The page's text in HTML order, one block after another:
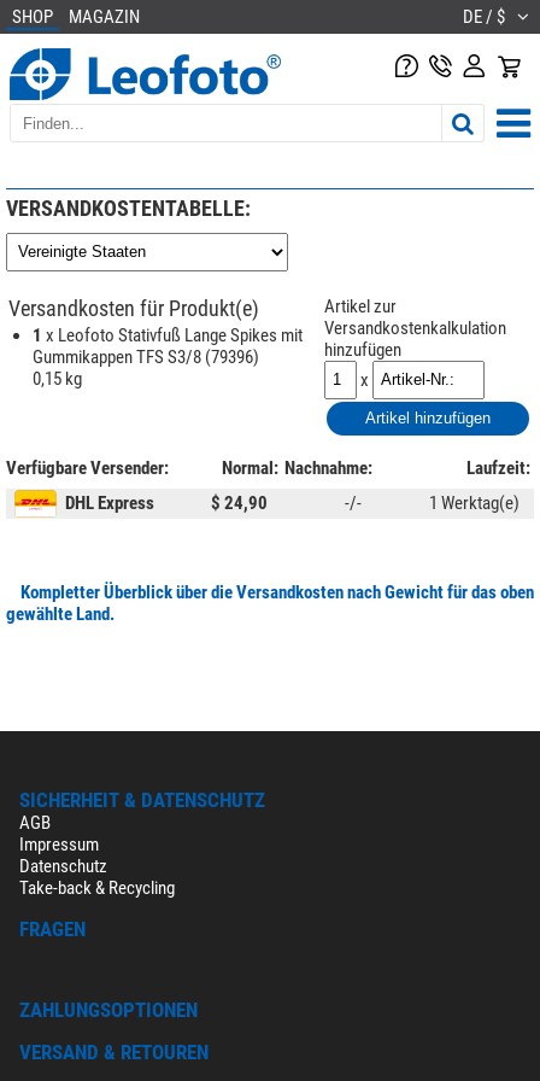
SHOP MAGAZIN DE / $
VERSANDKOSTENTABELLE:
Versandkosten für Produkt(e)
1 x Leofoto Stativfuß Lange Spikes mit
Gummikappen TFS S3/8 (79396)
0,15 kg
Artikel zur
Versandkostenkalkulation
hinzufügen
x
Verfügbare Versender: Normal: Nachnahme:
Laufzeit:
DHL Express
$ 24,90 -/- 1 Werktag(e)
Kompletter Überblick über die Versandkosten nach Gewicht für das oben
gewählte Land.
SICHERHEIT & DATENSCHUTZ
AGB
Impressum
Datenschutz
Take-back & Recycling
FRAGEN
ZAHLUNGSOPTIONEN
VERSAND & RETOUREN